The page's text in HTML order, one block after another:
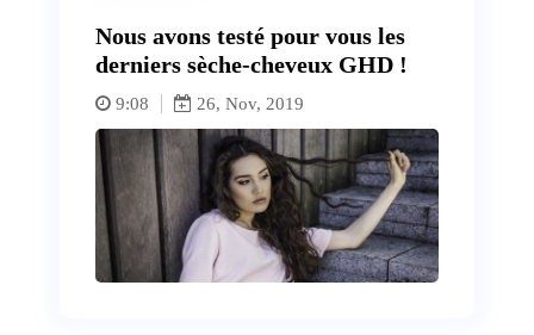
Nous avons testé pour vous les
derniers sèche-cheveux GHD !
9:08 26, Nov, 2019